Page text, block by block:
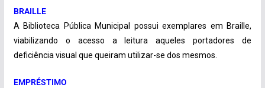
BRAILLE
A Biblioteca Pública Municipal possui exemplares em Braille,
viabilizando o acesso a leitura aqueles portadores de
deficiência visual que queiram utilizar-se dos mesmos.
EMPRÉSTIMO